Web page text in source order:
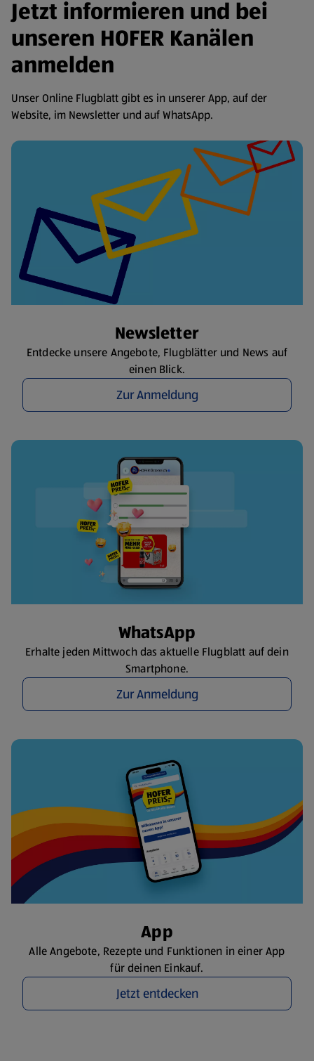
Jetzt informieren und bei
unseren HOFER Kanälen
anmelden
Unser Online Flugblatt gibt es in unserer App, auf der
Website, im Newsletter und auf WhatsApp.
Newsletter
Entdecke unsere Angebote, Flugblätter und News auf
einen Blick.
Zur Anmeldung
WhatsApp
Erhalte jeden Mittwoch das aktuelle Flugblatt auf dein
Smartphone.
Zur Anmeldung
App
Alle Angebote, Rezepte und Funktionen in einer App
für deinen Einkauf.
Jetzt entdecken